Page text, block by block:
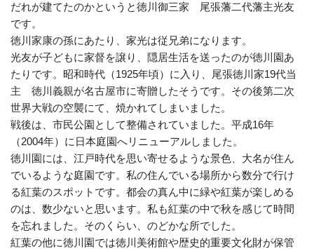
だれが建てたのかというと徳川御三家 尾張藩二代藩主光友
です。
徳川家康の孫にあたり、家光は従兄弟になります。
光友が子どもに家督を譲り、隠居生活を送ったのが徳川園あ
たりです。昭和時代（1925年頃）に入り、尾張徳川家19代当
主 徳川義親が名古屋市に寄贈したそうです。その後第二次
世界大戦の空襲にて、焼かれてしまいました。
戦後は、市民公園として整備されていました。平成16年
（2004年）に日本庭園へリニューアルしました。
徳川園には、江戸時代を思い寄せるような景色、大名が住ん
でいるような庭園です。私の住んでいる場所から数分で行け
る紅葉のスポットです。都会の真ん中に緑や紅葉が楽しめる
のは、数少ないと思います。私も紅葉の中で秋を感じて時間
を忘れました。そのくらい、のどかな所でした。
紅葉の他に徳川園では徳川美術館や歴史的重要文化財が保管